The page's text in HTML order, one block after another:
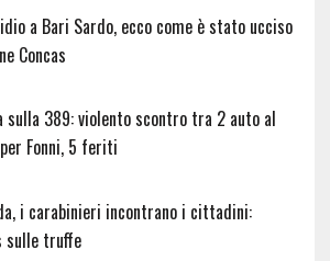
a Bari Sardo, ecco come è stato ucciso
Concas
sulla 389: violento scontro tra 2 auto al
Fonni, 5 feriti
i carabinieri incontrano i cittadini:
sulle truffe